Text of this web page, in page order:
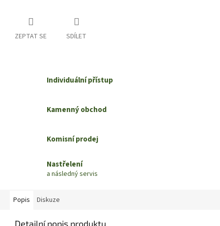
ZEPTAT SE SDÍLET
Individuální přístup
Kamenný obchod
Komisní prodej
Nastřelení
a následný servis
Popis Diskuze
Detailní popis produktu